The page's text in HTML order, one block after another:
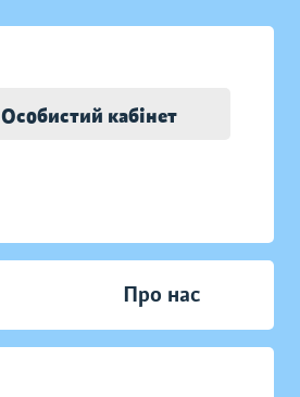
Особистий кабінет
Про нас